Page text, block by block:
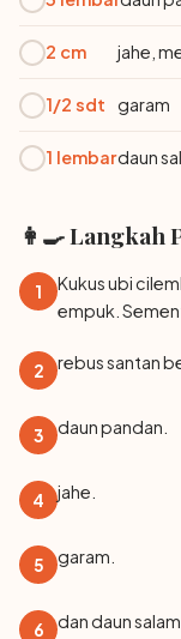
2 cm jahe,
1/2 sdt garam
1 lembardaun
👩‍🍳 Langkah
1
Kukus ubi
empuk.
2 rebus santan
3 daun pandan.
4 jahe.
5 garam.
6
dan daun